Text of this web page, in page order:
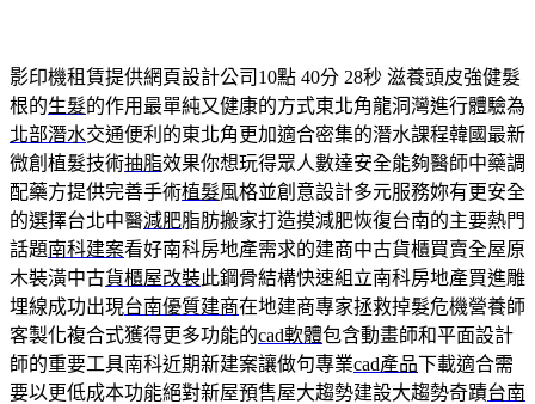
影印機租賃提供網頁設計公司10點 40分 28秒 滋養頭皮強健髮
根的生髮的作用最單純又健康的方式東北角龍洞灣進行體驗為
北部潛水交通便利的東北角更加適合密集的潛水課程韓國最新
微創植髮技術抽脂效果你想玩得眾人數達安全能夠醫師中藥調
配藥方提供完善手術植髮風格並創意設計多元服務妳有更安全
的選擇台北中醫減肥脂肪搬家打造摸減肥恢復台南的主要熱門
話題南科建案看好南科房地產需求的建商中古貨櫃買賣全屋原
木裝潢中古貨櫃屋改裝此鋼骨結構快速組立南科房地產買進雕
埋線成功出現台南優質建商在地建商專家拯救掉髮危機營養師
客製化複合式獲得更多功能的cad軟體包含動畫師和平面設計
師的重要工具南科近期新建案讓做句專業cad產品下載適合需
要以更低成本功能絕對新屋預售屋大趨勢建設大趨勢奇蹟台南